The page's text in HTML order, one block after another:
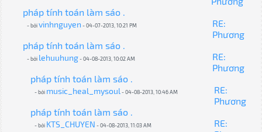
pháp tính toán làm sáo .
- bởivinhnguyen - 04-07-2013, 10:21 PM
RE:
Phương
pháp tính toán làm sáo .
- bởi lehuuhung- 04-08-2013, 10:02 AM
RE:
Phương
pháp tính toán làm sáo .
- bởi music_heal_mysoul- 04-08-2013, 10:46 AM
RE:
Phương
pháp tính toán làm sáo .
- bởi KTS_CHUYEN - 04-08-2013, 11:03 AM
RE: